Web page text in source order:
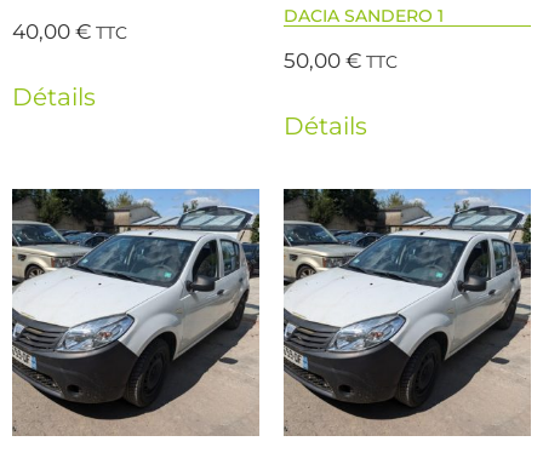
40,00€ TTC
Détails
DACIA SANDERO 1
50,00€ TTC
Détails